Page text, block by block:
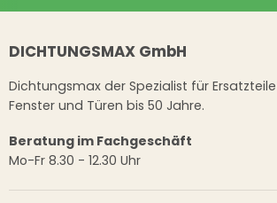
DICHTUNGSMAX GmbH
Dichtungsmax der Spezialist für
Fenster und Türen bis 50 Jahre.
Beratung im Fachgeschäft
Mo-Fr 8.30 - 12.30 Uhr